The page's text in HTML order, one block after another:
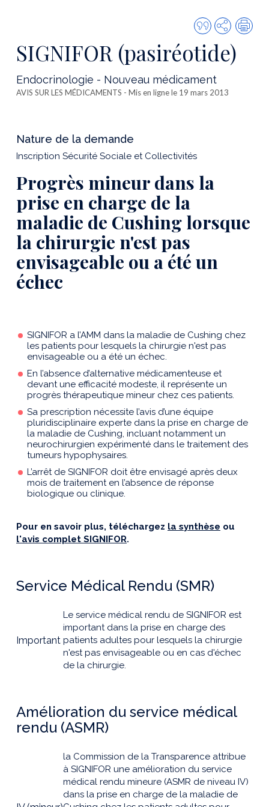
Citer
cette
publication
Partager
SIGNIFOR (pasiréotide)
Endocrinologie - Nouveau médicament
AVIS SUR LES MÉDICAMENTS - Mis en ligne le 19 mars 2013
Nature de la demande
Inscription Sécurité Sociale et Collectivités
Progrès mineur dans la
prise en charge de la
maladie de Cushing lorsque
la chirurgie n'est pas
envisageable ou a été un
échec
SIGNIFOR a l’AMM dans la maladie de Cushing chez
les patients pour lesquels la chirurgie n'est pas
envisageable ou a été un échec.
En l’absence d’alternative médicamenteuse et
devant une efficacité modeste, il représente un
progrès thérapeutique mineur chez ces patients.
Sa prescription nécessite l’avis d’une équipe
pluridisciplinaire experte dans la prise en charge de
la maladie de Cushing, incluant notamment un
neurochirurgien expérimenté dans le traitement des
tumeurs hypophysaires.
L’arrêt de SIGNIFOR doit être envisagé après deux
mois de traitement en l’absence de réponse
biologique ou clinique.
Pour en savoir plus, téléchargez la synthèse ou
l'avis complet SIGNIFOR.
Service Médical Rendu (SMR)
Important
Le service médical rendu de SIGNIFOR est
important dans la prise en charge des
patients adultes pour lesquels la chirurgie
n'est pas envisageable ou en cas d'échec
de la chirurgie.
Amélioration du service médical
rendu (ASMR)
la Commission de la Transparence attribue
à SIGNIFOR une amélioration du service
médical rendu mineure (ASMR de niveau IV)
dans la prise en charge de la maladie de